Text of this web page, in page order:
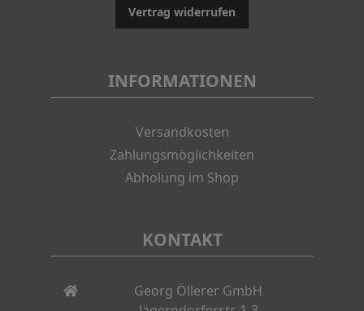
Vertrag widerrufen
INFORMATIONEN
Versandkosten
Zahlungsmöglichkeiten
Abholung im Shop
KONTAKT
Georg Öllerer GmbH